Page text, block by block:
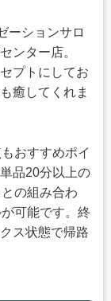
ーションサロ
ンター店。
プトにしてお
癒してくれま
おすすめポイ
品20分以上の
の組み合わ
可能です。終
ス状態で帰路